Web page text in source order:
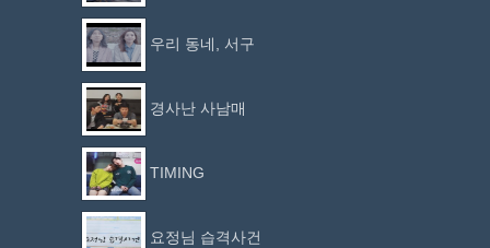
우리 동네, 서구
경사난 사남매
TIMING
요정님 습격사건